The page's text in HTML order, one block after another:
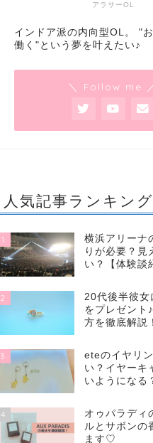
アラサーOL
インドア派の内向型OL。 "
働く"という夢を叶えたい♪
＼ Follow me
人気記事ランキング
1
横浜アリーナ
りが必要？見
い？【体験談
2
20代後半彼女
をプレゼント
方を徹底解説！
3
eteのイヤリ
い？イヤーキ
いようになる
4
オゥパラディ
ルとサボンの
ます♡